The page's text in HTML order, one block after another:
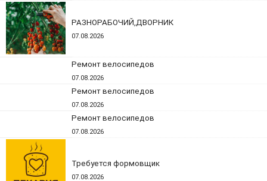
РАЗНОРАБОЧИЙ,ДВОРНИК
07.08.2026
Ремонт велосипедов
07.08.2026
Ремонт велосипедов
07.08.2026
Ремонт велосипедов
07.08.2026
Требуется формовщик
07.08.2026